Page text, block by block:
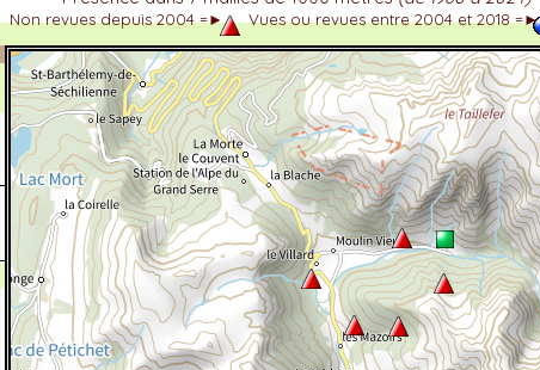
Alpes
Non revues depuis 2004 =► Vues ou revues entre 2004 et 2018 =►